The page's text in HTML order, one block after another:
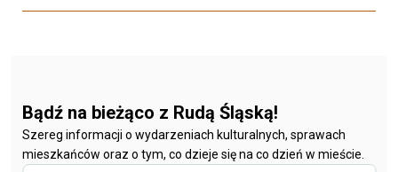
Bądź na bieżąco z Rudą Śląską!
Szereg informacji o wydarzeniach kulturalnych, sprawach
mieszkańców oraz o tym, co dzieje się na co dzień w mieście.